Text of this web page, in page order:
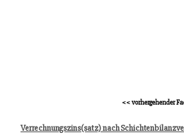
<< vorhergehender
Verrechnungszins(satz) nach